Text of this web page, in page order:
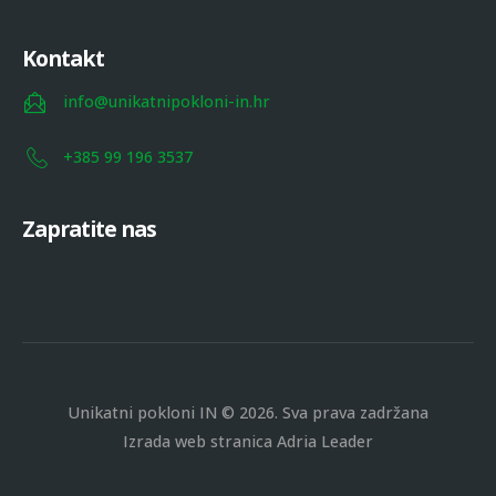
Kontakt
info@unikatnipokloni-in.hr
+385 99 196 3537
Zapratite nas
Unikatni pokloni IN © 2026. Sva prava zadržana
Izrada web stranica Adria Leader